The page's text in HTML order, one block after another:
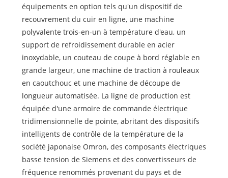
équipements en option tels qu'un dispositif de
recouvrement du cuir en ligne, une machine
polyvalente trois-en-un à température d'eau, un
support de refroidissement durable en acier
inoxydable, un couteau de coupe à bord réglable en
grande largeur, une machine de traction à rouleaux
en caoutchouc et une machine de découpe de
longueur automatisée. La ligne de production est
équipée d'une armoire de commande électrique
tridimensionnelle de pointe, abritant des dispositifs
intelligents de contrôle de la température de la
société japonaise Omron, des composants électriques
basse tension de Siemens et des convertisseurs de
fréquence renommés provenant du pays et de